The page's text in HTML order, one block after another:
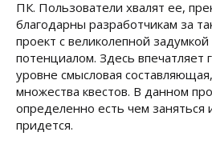
ПК. Пользователи хвалят ее,
благодарны разработчикам за
проект с великолепной
потенциалом. Здесь впечатляет
уровне смысловая
множества квестов. В данном
определенно есть чем заняться
придется.